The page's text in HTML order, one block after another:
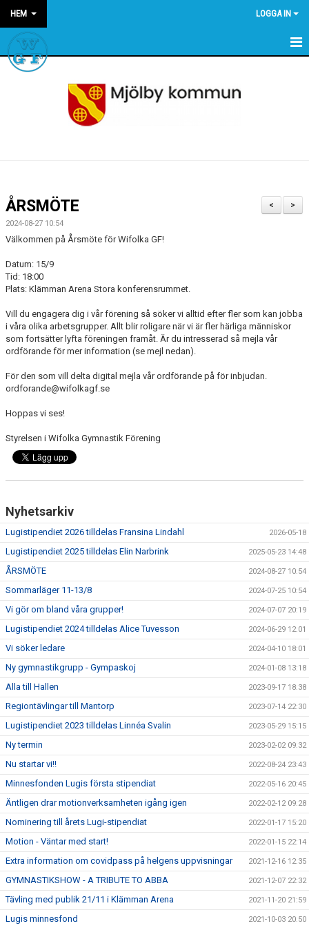
HEM LOGGA IN
HEM
STÖDMEDLEM
FÖRENINGSKLÄDER
>
<
ÅRSMÖTE
2024-08-27 10:54
Välkommen på Årsmöte för Wifolka GF!
Datum: 15/9
Tid: 18:00
Plats: Klämman Arena Stora konferensrummet.
Vill du engagera dig i vår förening så söker vi alltid efter fler som kan jobba
i våra olika arbetsgrupper. Allt blir roligare när vi är fler härliga människor
som fortsätter lyfta föreningen framåt. Är du intresserad så mejla vår
ordförande för mer information (se mejl nedan).
För den som vill delta digital mejla vår ordförande på för inbjudan.
ordforande@wifolkagf.se
Hoppas vi ses!
Styrelsen i Wifolka Gymnastik Förening
Nyhetsarkiv
Lugistipendiet 2026 tilldelas Fransina Lindahl 2026-05-18
Lugistipendiet 2025 tilldelas Elin Narbrink 2025-05-23 14:48
ÅRSMÖTE 2024-08-27 10:54
Sommarläger 11-13/8 2024-07-25 10:54
Vi gör om bland våra grupper! 2024-07-07 20:19
Lugistipendiet 2024 tilldelas Alice Tuvesson 2024-06-29 12:01
Vi söker ledare 2024-04-10 18:01
Ny gymnastikgrupp - Gympaskoj 2024-01-08 13:18
Alla till Hallen 2023-09-17 18:38
Regiontävlingar till Mantorp 2023-07-14 22:30
Lugistipendiet 2023 tilldelas Linnéa Svalin 2023-05-29 15:15
Ny termin 2023-02-02 09:32
Nu startar vi!! 2022-08-24 23:43
Minnesfonden Lugis första stipendiat 2022-05-16 20:45
Äntligen drar motionverksamheten igång igen 2022-02-12 09:28
Nominering till årets Lugi-stipendiat 2022-01-17 15:20
Motion - Väntar med start! 2022-01-15 22:14
Extra information om covidpass på helgens uppvisningar 2021-12-16 12:35
GYMNASTIKSHOW - A TRIBUTE TO ABBA 2021-12-07 22:32
Tävling med publik 21/11 i Klämman Arena 2021-11-20 21:59
Lugis minnesfond 2021-10-03 20:50